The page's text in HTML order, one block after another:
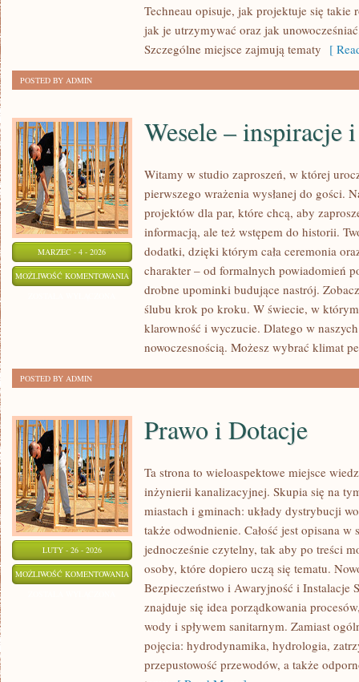
Techneau opisuje, jak projektuje się takie
jak je utrzymywać oraz jak
Szczególne miejsce zajmują tematy [
POSTED BY ADMIN
MARZEC - 4 - 2026
MOŻLIWOŚĆ KOMENTOWANIA WESELE
INSPIRACJE
POMYSŁY
Wesele – inspiracje
Witamy w studio zaproszeń, w której
pierwszego wrażenia wysłanej do gości.
projektów dla par, które chcą, aby
informacją, ale też wstępem do historii.
dodatki, dzięki którym cała ceremonia
charakter – od formalnych powiadomień
drobne upominki budujące nastrój.
ślubu krok po kroku. W świecie, w
klarowność i wyczucie. Dlatego w
nowoczesnością. Możesz wybrać klimat
POSTED BY ADMIN
LUTY - 26 - 2026
MOŻLIWOŚĆ KOMENTOWANIA PRAWO
DOTACJE
Prawo i Dotacje
Ta strona to wieloaspektowe miejsce
inżynierii kanalizacyjnej. Skupia się na
miastach i gminach: układy dystrybucji
także odwodnienie. Całość jest opisana
jednocześnie czytelny, tak aby po treści
osoby, które dopiero uczą się tematu.
Bezpieczeństwo i Awaryjność i Instalacje
znajduje się idea porządkowania
wody i spływem sanitarnym. Zamiast
pojęcia: hydrodynamika, hydrologia,
przepustowość przewodów, a także